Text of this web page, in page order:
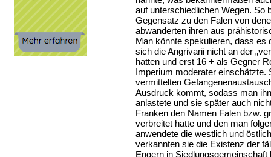
auf unterschiedlichen Wegen. So
Gegensatz zu den Falen von
abwanderten ihren aus
Man könnte spekulieren, dass es
sich die Angrivarii nicht an der
hatten und erst 16 + als Gegner
Imperium moderater einschätzte.
vermittelten
Ausdruck kommt, sodass man
anlastete und sie später auch
Franken den Namen Falen bzw.
verbreitet hatte und den man
anwendete die westlich und
verkannten sie die Existenz der
Engern in